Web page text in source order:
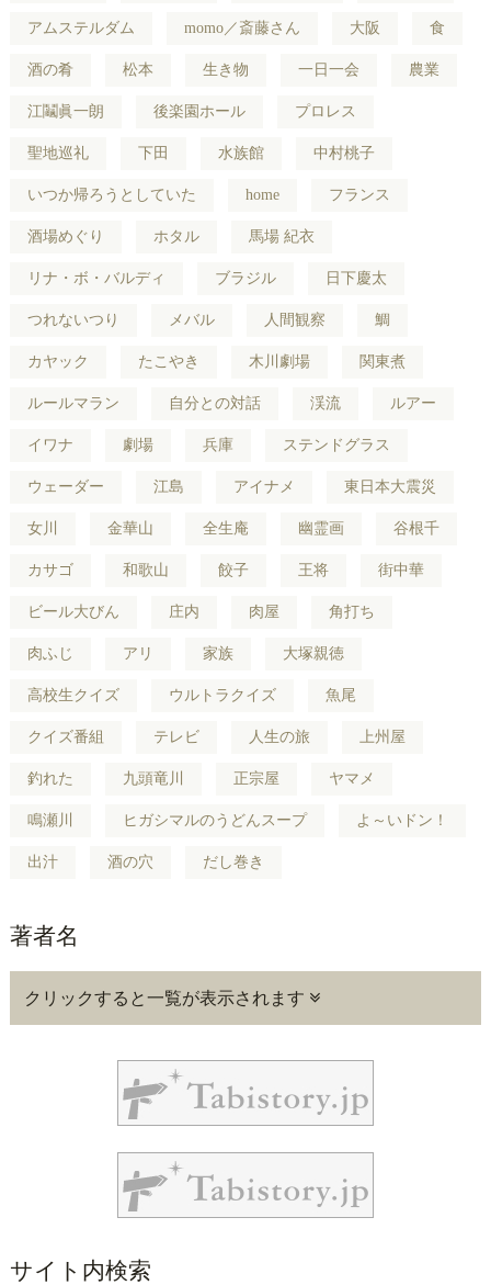
アムステルダム momo／斎藤さん 大阪 食
酒の肴 松本 生き物 一日一会 農業
江鬮眞一朗 後楽園ホール プロレス
聖地巡礼 下田 水族館 中村桃子
いつか帰ろうとしていた home フランス
酒場めぐり ホタル 馬場 紀衣
リナ・ボ・バルディ ブラジル 日下慶太
つれないつり メバル 人間観察 鯛
カヤック たこやき 木川劇場 関東煮
ルールマラン 自分との対話 渓流 ルアー
イワナ 劇場 兵庫 ステンドグラス
ウェーダー 江島 アイナメ 東日本大震災
女川 金華山 全生庵 幽霊画 谷根千
カサゴ 和歌山 餃子 王将 街中華
ビール大びん 庄内 肉屋 角打ち
肉ふじ アリ 家族 大塚親徳
高校生クイズ ウルトラクイズ 魚尾
クイズ番組 テレビ 人生の旅 上州屋
釣れた 九頭竜川 正宗屋 ヤマメ
鳴瀬川 ヒガシマルのうどんスープ よ～いドン！
出汁 酒の穴 だし巻き
著者名
クリックすると一覧が表示されます
サイト内検索